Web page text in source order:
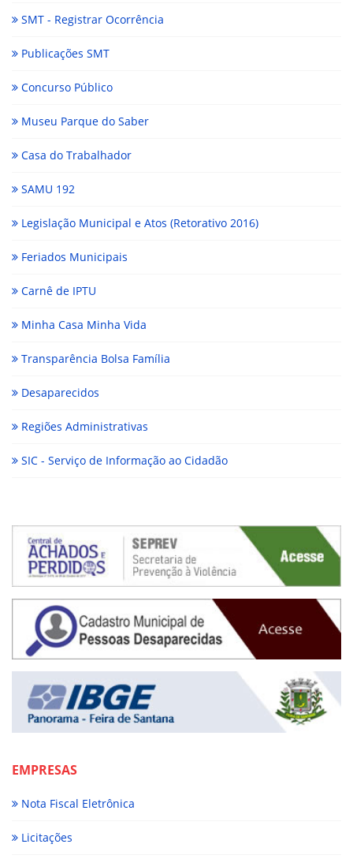
SMT - Registrar Ocorrência
Publicações SMT
Concurso Público
Museu Parque do Saber
Casa do Trabalhador
SAMU 192
Legislação Municipal e Atos (Retorativo 2016)
Feriados Municipais
Carnê de IPTU
Minha Casa Minha Vida
Transparência Bolsa Família
Desaparecidos
Regiões Administrativas
SIC - Serviço de Informação ao Cidadão
EMPRESAS
Nota Fiscal Eletrônica
Licitações